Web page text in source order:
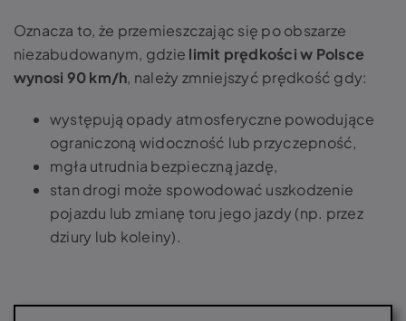
Oznacza to, że przemieszczając się po obszarze
niezabudowanym, gdzie limit prędkości w Polsce
wynosi 90 km/h, należy zmniejszyć prędkość gdy:
występują opady atmosferyczne powodujące
ograniczoną widoczność lub przyczepność,
mgła utrudnia bezpieczną jazdę,
stan drogi może spowodować uszkodzenie
pojazdu lub zmianę toru jego jazdy (np. przez
dziury lub koleiny).